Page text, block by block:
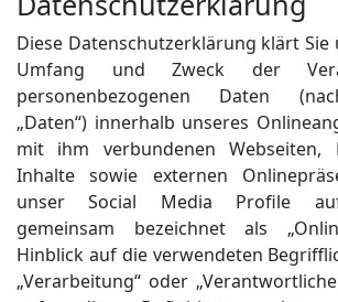
Diese Datenschutzerklärung klärt Sie
Umfang und Zweck der
personenbezogenen Daten
„Daten“) innerhalb unseres
mit ihm verbundenen Webseiten,
Inhalte sowie externen
unser Social Media Profile
gemeinsam bezeichnet als
Hinblick auf die verwendeten
„Verarbeitung“ oder